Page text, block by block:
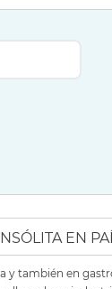
EN
y también en